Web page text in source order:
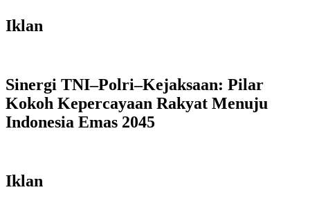
Iklan
Sinergi TNI–Polri–Kejaksaan: Pilar
Kokoh Kepercayaan Rakyat Menuju
Indonesia Emas 2045
Iklan